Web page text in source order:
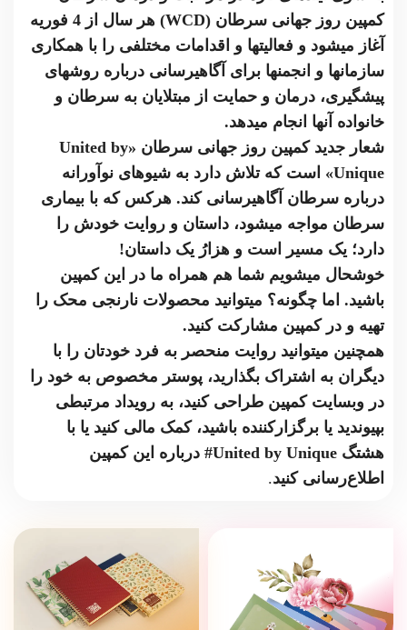
کمپین روز جهانی سرطان (WCD
) هر سال از 4 فوریه
آغاز می­شود و فعالیت­ها و اقدامات مختلفی را با همکاری
سازمان­ها و انجمن­ها برای آگاهی­رسانی درباره روش­های
پیشگیری، درمان و حمایت از مبتلایان به سرطان و
خانواده آنها انجام می­دهد.
شعار جدید کمپین روز جهانی سرطان «United by
Unique» است که تلاش دارد به شیوه­ای نوآورانه
درباره سرطان آگاهی­رسانی کند. هرکس که با بیماری
سرطان مواجه می­شود، داستان و روایت خودش را
دارد؛ یک مسیر است و هزارُ یک داستان!
خوشحال می­شویم شما هم همراه ما در این کمپین
باشید. اما چگونه؟ میتوانید محصولات نارنجی محک را
تهیه و در کمپین مشارکت کنید.
همچنین می­توانید روایت منحصر به فرد خودتان را با
دیگران به اشتراک بگذارید، پوستر مخصوص به خود را
در وبسایت کمپین طراحی کنید، به رویداد مرتبطی
بپیوندید یا برگزارکننده باشید، کمک مالی کنید یا با
هشتگ #United by Unique درباره این کمپین
اطلاع‌رسانی کنید.